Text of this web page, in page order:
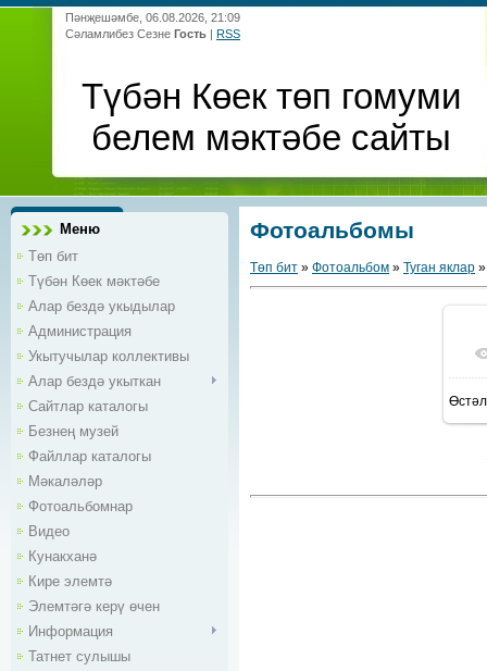
Пәнҗешәмбе, 06.08.2026, 21:09
Сәламлибез Сезне Гость | RSS
Түбән Көек төп гомуми
белем мәктәбе сайты
Меню
Төп бит
Түбән Көек мәктәбе
Алар бездә укыдылар
Администрация
Укытучылар коллективы
Алар бездә укыткан
Сайтлар каталогы
Безнең музей
Файллар каталогы
Мәкаләләр
Фотоальбомнар
Видео
Кунакханә
Кире элемтә
Элемтәгә керү өчен
Информация
Татнет сулышы
Фотоальбомы
Төп бит » Фотоальбом » Туган яклар »